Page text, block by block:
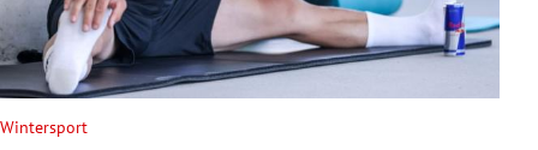
Wintersport